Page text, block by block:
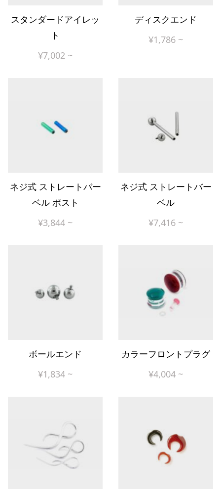
スタンダードアイレッ
ト
¥7,002 ~
ディスクエンド
¥1,786 ~
ネジ式 ストレートバー
ベル ポスト
¥3,844 ~
ネジ式 ストレートバー
ベル
¥7,416 ~
ボールエンド
¥1,834 ~
カラーフロントプラグ
¥4,004 ~